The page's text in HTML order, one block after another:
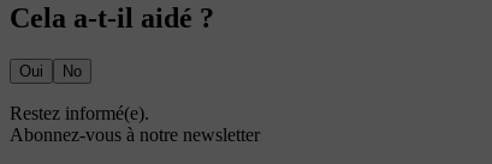
Cela a-t-il aidé ?
Oui No